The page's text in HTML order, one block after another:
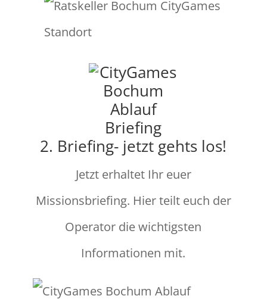
2. Briefing- jetzt gehts los!
Jetzt erhaltet Ihr euer
Missionsbriefing. Hier teilt euch der
Operator die wichtigsten
Informationen mit.